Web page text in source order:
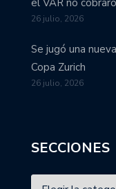
el VAR no
26 julio, 2026
Se jugó una
Copa Zurich
26 julio, 2026
SECCIONES